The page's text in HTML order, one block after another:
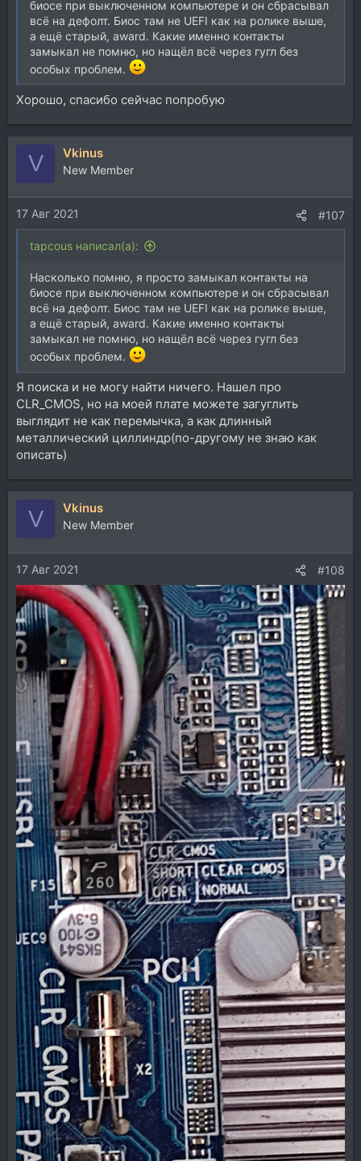
биосе при выключенном компьютере и он сбрасывал
всё на дефолт. Биос там не UEFI как на ролике выше,
а ещё старый, award. Какие именно контакты
замыкал не помню, но нащёл всё через гугл без
особых проблем.
Хорошо, спасибо сейчас попробую
V Vkinus
New Member
17 Авг 2021 #107
tapcous написал(а):
Насколько помню, я просто замыкал контакты на
биосе при выключенном компьютере и он сбрасывал
всё на дефолт. Биос там не UEFI как на ролике выше,
а ещё старый, award. Какие именно контакты
замыкал не помню, но нащёл всё через гугл без
особых проблем.
Я поиска и не могу найти ничего. Нашел про
CLR_CMOS, но на моей плате можете загуглить
выглядит не как перемычка, а как длинный
металлический циллиндр(по-другому не знаю как
описать)
V Vkinus
New Member
17 Авг 2021 #108